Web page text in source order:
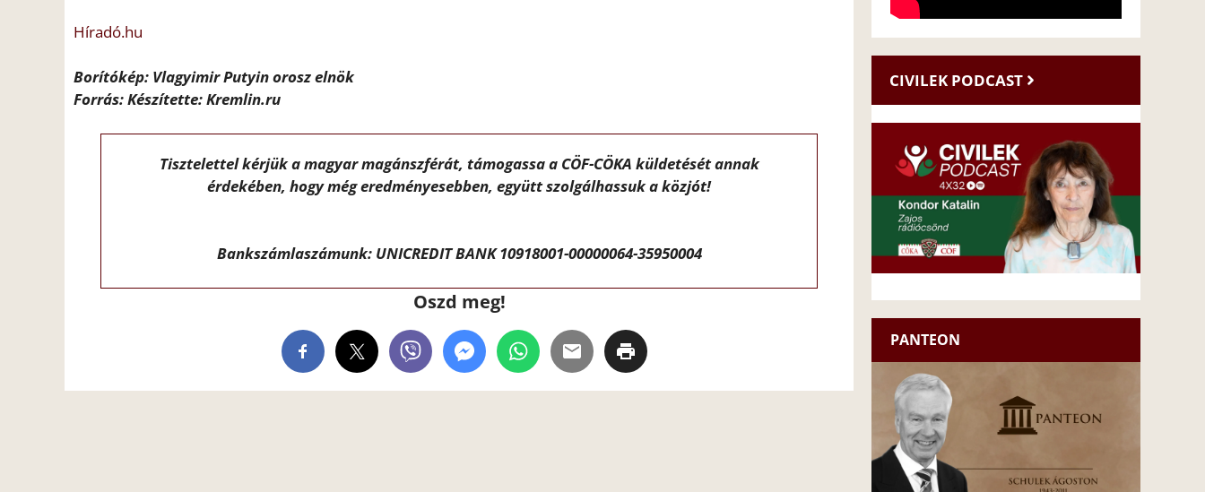
Híradó.hu
Borítókép: Vlagyimir Putyin orosz elnök
Forrás: Készítette: Kremlin.ru
Tisztelettel kérjük a magyar magánszférát, támogassa a CÖF-CÖKA küldetését annak
érdekében, hogy még eredményesebben, együtt szolgálhassuk a közjót!
Bankszámlaszámunk: UNICREDIT BANK 10918001-00000064-35950004
Oszd meg!
CIVILEK PODCAST
PANTEON